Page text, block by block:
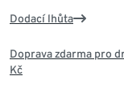
Dodací lhůta
Doprava zdarma pro
Kč